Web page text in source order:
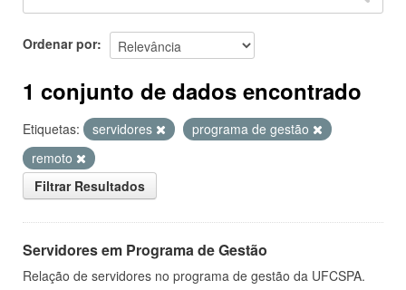
Sobre
Ordenar por
1 conjunto de dados encontrado
Etiquetas: servidores
programa de gestão
remoto
Filtrar Resultados
Servidores em Programa de Gestão
Relação de servidores no programa de gestão da UFCSPA.